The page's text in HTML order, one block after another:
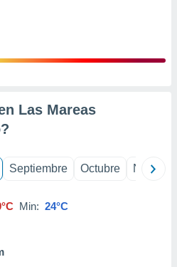
Las Mareas
?
Septiembre Octubre
Min: 24°C